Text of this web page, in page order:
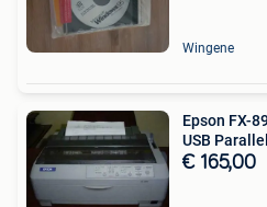
Wingene
Epson FX-
USB
€ 165,00